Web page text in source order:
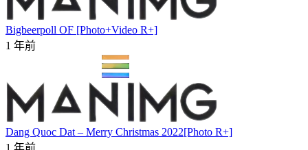
Bigbeerpoll OF [Photo+Video R+]
1 年前
Dang Quoc Dat – Merry Christmas 2022[Photo R+]